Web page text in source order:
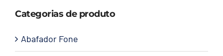
Categorias de produto
Abafador Fone